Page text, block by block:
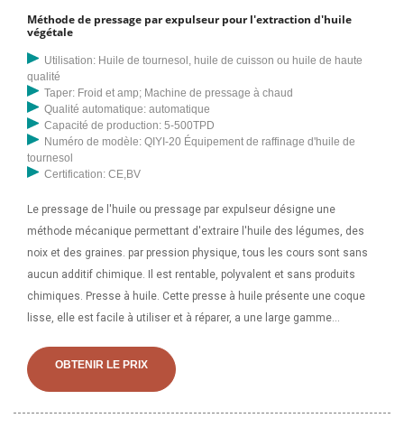
Méthode de pressage par expulseur pour l'extraction d'huile
végétale
Utilisation: Huile de tournesol, huile de cuisson ou huile de haute
qualité
Taper: Froid et amp; Machine de pressage à chaud
Qualité automatique: automatique
Capacité de production: 5-500TPD
Numéro de modèle: QIYI-20 Équipement de raffinage d'huile de
tournesol
Certification: CE,BV
Le pressage de l'huile ou pressage par expulseur désigne une
méthode mécanique permettant d'extraire l'huile des légumes, des
noix et des graines. par pression physique, tous les cours sont sans
aucun additif chimique. Il est rentable, polyvalent et sans produits
chimiques. Presse à huile. Cette presse à huile présente une coque
lisse, elle est facile à utiliser et à réparer, a une large gamme
colza, le coton, le sésame, les arachides, le soja, le tournesol, le
jatropha, le lin et d'autres huiles. plantes. La presse à huile modèle
OBTENIR LE PRIX